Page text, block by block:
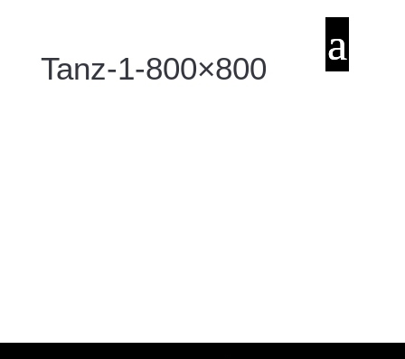
Tanz-1-800×800